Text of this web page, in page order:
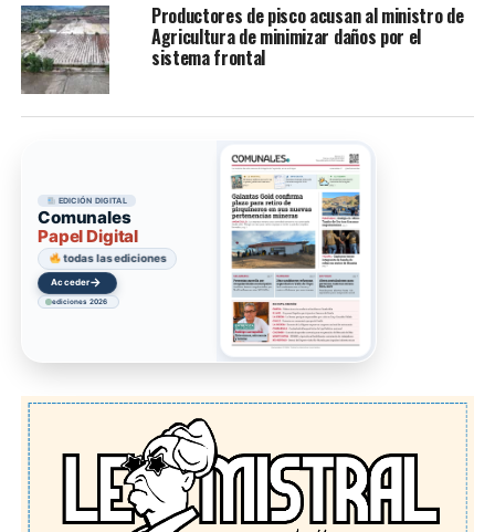
Productores de pisco acusan al ministro de
Agricultura de minimizar daños por el
sistema frontal
EDICIÓN DIGITAL
Comunales
Papel Digital
todas las ediciones
Acceder→
ediciones 2026